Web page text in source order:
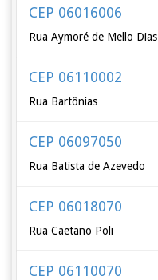
CEP 06016006
Rua Aymoré de Mello Dias
CEP 06110002
Rua Bartônias
CEP 06097050
Rua Batista de Azevedo
CEP 06018070
Rua Caetano Poli
CEP 06110070